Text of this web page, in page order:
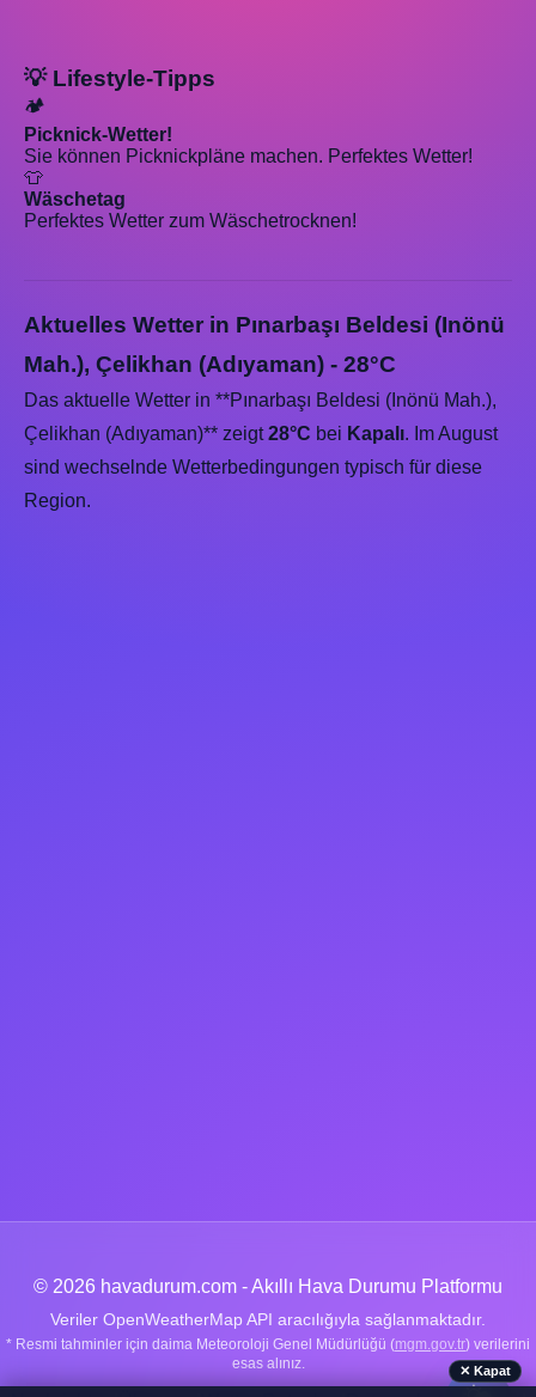
💡 Lifestyle-Tipps
🏕️
Picknick-Wetter!
Sie können Picknickpläne machen. Perfektes Wetter!
👕
Wäschetag
Perfektes Wetter zum Wäschetrocknen!
Aktuelles Wetter in Pınarbaşı Beldesi (Inönü
Mah.), Çelikhan (Adıyaman) - 28°C
Das aktuelle Wetter in **Pınarbaşı Beldesi (Inönü Mah.),
Çelikhan (Adıyaman)** zeigt28°C bei Kapalı. Im August
sind wechselnde Wetterbedingungen typisch für diese
Region.
© 2026 havadurum.com - Akıllı Hava Durumu Platformu
Veriler OpenWeatherMap API aracılığıyla sağlanmaktadır.
* Resmi tahminler için daima Meteoroloji Genel Müdürlüğü (mgm.gov.tr) verilerini
esas alınız.
✕ Kapat